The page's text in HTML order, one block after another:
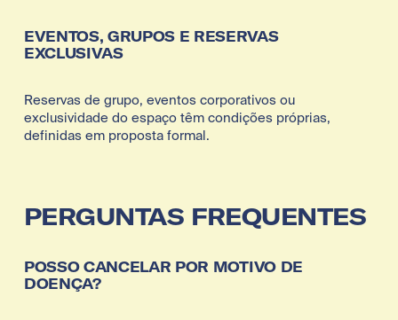
EVENTOS, GRUPOS E RESERVAS
EXCLUSIVAS
Reservas de grupo, eventos corporativos ou
exclusividade do espaço têm condições próprias,
definidas em proposta formal.
PERGUNTAS FREQUENTES
POSSO CANCELAR POR MOTIVO DE
DOENÇA?